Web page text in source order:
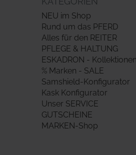
NEU im Shop
Rund um das PFERD
Alles für den REITER
PFLEGE & HALTUNG
ESKADRON - Kollektionen
% Marken - SALE
Samshield-Konfigurator
Kask Konfigurator
Unser SERVICE
GUTSCHEINE
MARKEN-Shop